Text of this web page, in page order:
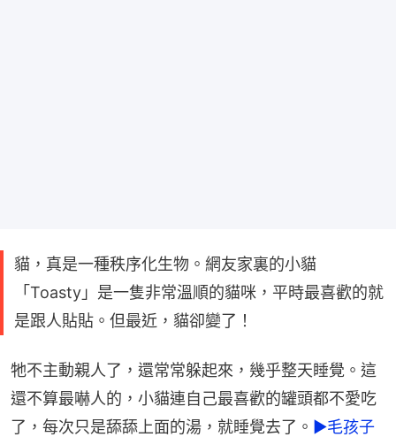
貓，真是一種秩序化生物。網友家裏的小貓
「Toasty」是一隻非常溫順的貓咪，平時最喜歡的就
是跟人貼貼。但最近，貓卻變了！
牠不主動親人了，還常常躲起來，幾乎整天睡覺。這
還不算最嚇人的，小貓連自己最喜歡的罐頭都不愛吃
了，每次只是舔舔上面的湯，就睡覺去了。 ►毛孩子